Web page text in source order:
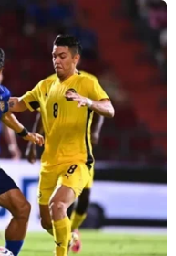
tổ chức tín dụng kỳ
trong quý 2, cao
tra cuối năm 2018.